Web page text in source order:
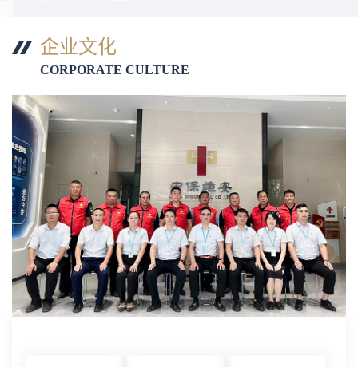
企业文化
CORPORATE CULTURE